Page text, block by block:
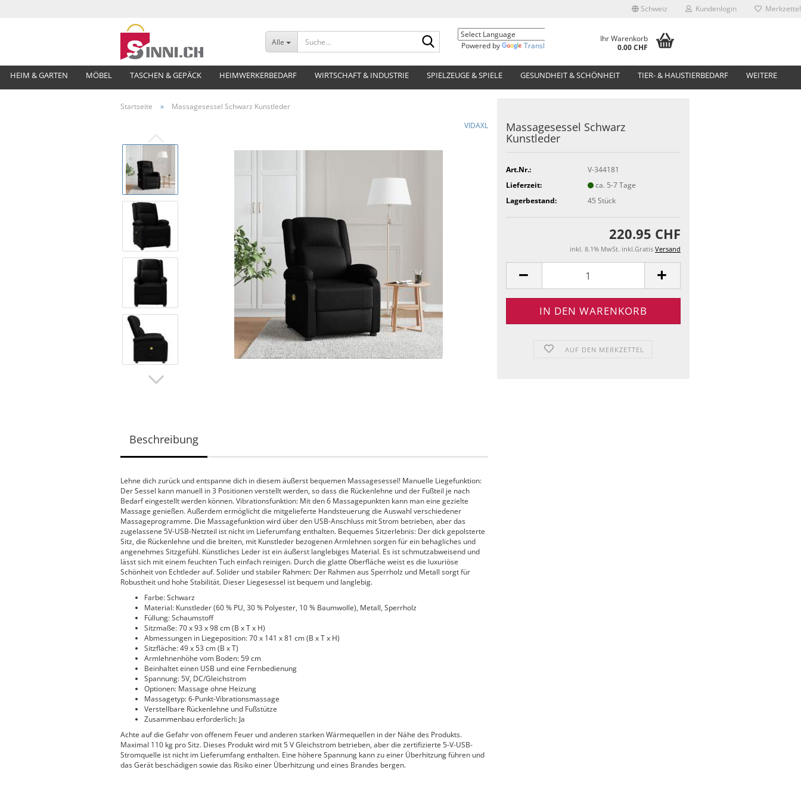
Schweiz Kundenlogin Merkzettel
Alle
Suche...
Powered by
Translate
Ihr Warenkorb
0.00 CHF
HEIM & GARTEN MÖBEL TASCHEN & GEPÄCK HEIMWERKERBEDARF WIRTSCHAFT & INDUSTRIE SPIELZEUGE & SPIELE GESUNDHEIT & SCHÖNHEIT TIER- & HAUSTIERBEDARF WEITERE
Startseite »
Massagesessel Schwarz Kunstleder
VIDAXL
Massagesessel Schwarz
Kunstleder
Art.Nr.:
V-344181
Lieferzeit:
ca. 5-7 Tage
Lagerbestand:
45 Stück
220.95 CHF
inkl. 8.1% MwSt. inkl.Gratis Versand
AUF DEN MERKZETTEL
Beschreibung
Lehne dich zurück und entspanne dich in diesem äußerst bequemen Massagesessel! Manuelle Liegefunktion:
Der Sessel kann manuell in 3 Positionen verstellt werden, so dass die Rückenlehne und der Fußteil je nach
Bedarf eingestellt werden können. Vibrationsfunktion: Mit den 6 Massagepunkten kann man eine gezielte
Massage genießen. Außerdem ermöglicht die mitgelieferte Handsteuerung die Auswahl verschiedener
Massageprogramme. Die Massagefunktion wird über den USB-Anschluss mit Strom betrieben, aber das
zugelassene 5V-USB-Netzteil ist nicht im Lieferumfang enthalten. Bequemes Sitzerlebnis: Der dick gepolsterte
Sitz, die Rückenlehne und die breiten, mit Kunstleder bezogenen Armlehnen sorgen für ein behagliches und
angenehmes Sitzgefühl. Künstliches Leder ist ein äußerst langlebiges Material. Es ist schmutzabweisend und
lässt sich mit einem feuchten Tuch einfach reinigen. Durch die glatte Oberfläche weist es die luxuriöse
Schönheit von Echtleder auf. Solider und stabiler Rahmen: Der Rahmen aus Sperrholz und Metall sorgt für
Robustheit und hohe Stabilität. Dieser Liegesessel ist bequem und langlebig.
Farbe: Schwarz
Material: Kunstleder (60 % PU, 30 % Polyester, 10 % Baumwolle), Metall, Sperrholz
Füllung: Schaumstoff
Sitzmaße: 70 x 93 x 98 cm (B x T x H)
Abmessungen in Liegeposition: 70 x 141 x 81 cm (B x T x H)
Sitzfläche: 49 x 53 cm (B x T)
Armlehnenhöhe vom Boden: 59 cm
Beinhaltet einen USB und eine Fernbedienung
Spannung: 5V, DC/Gleichstrom
Optionen: Massage ohne Heizung
Massagetyp: 6-Punkt-Vibrationsmassage
Verstellbare Rückenlehne und Fußstütze
Zusammenbau erforderlich: Ja
Achte auf die Gefahr von offenem Feuer und anderen starken Wärmequellen in der Nähe des Produkts.
Maximal 110 kg pro Sitz. Dieses Produkt wird mit 5 V Gleichstrom betrieben, aber die zertifizierte 5-V-USB-
Stromquelle ist nicht im Lieferumfang enthalten. Eine höhere Spannung kann zu einer Überhitzung führen und
das Gerät beschädigen sowie das Risiko einer Überhitzung und eines Brandes bergen.